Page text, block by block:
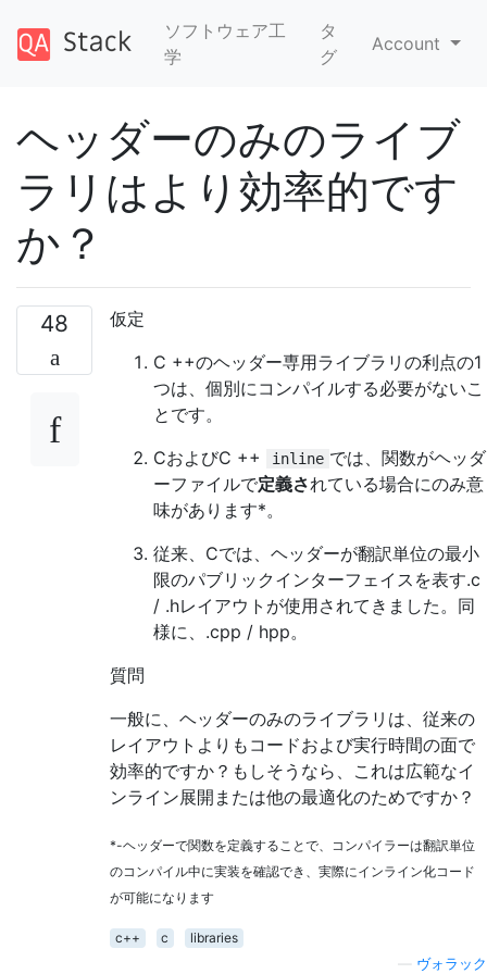
ソフトウェア工
学
タ
グ
Account
ヘッダーのみのライブ
ラリはより効率的です
か？
48
仮定
C ++のヘッダー専用ライブラリの利点の1
つは、個別にコンパイルする必要がないこ
とです。
CおよびC ++
inline では、関数がヘッダ
ーファイルで定義されている場合にのみ意
味があります*。
従来、Cでは、ヘッダーが翻訳単位の最小
限のパブリックインターフェイスを表す.c
/ .hレイアウトが使用されてきました。同
様に、.cpp / hpp。
質問
一般に、ヘッダーのみのライブラリは、従来の
レイアウトよりもコードおよび実行時間の面で
効率的ですか？もしそうなら、これは広範なイ
ンライン展開または他の最適化のためですか？
*-ヘッダーで関数を定義することで、コンパイラーは翻訳単位
のコンパイル中に実装を確認でき、実際にインライン化コード
が可能になります
c++ c
libraries
ヴォラック